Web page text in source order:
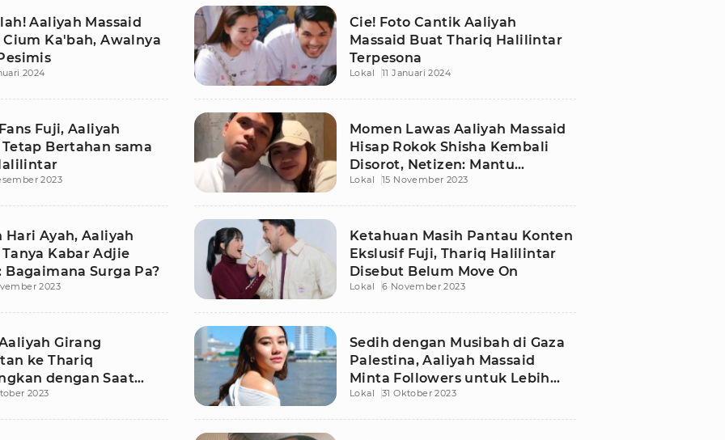
Aaliyah Massaid
Cium Ka'bah, Awalnya
2024
Cie! Foto Cantik Aaliyah
Massaid Buat Thariq Halilintar
Terpesona
Lokal 11 Januari 2024
Fuji, Aaliyah
Tetap Bertahan sama
2023
Momen Lawas Aaliyah Massaid
Hisap Rokok Shisha Kembali
Disorot, Netizen: Mantu
Kesayangan Umi
Lokal 15 November 2023
Hari Ayah, Aaliyah
Tanya Kabar Adjie
Bagaimana Surga Pa?
2023
Ketahuan Masih Pantau Konten
Ekslusif Fuji, Thariq Halilintar
Disebut Belum Move On
Lokal 6 November 2023
Girang
ke Thariq
dengan Saat
Fuji2023
Sedih dengan Musibah di Gaza
Palestina, Aaliyah Massaid
Minta Followers untuk Lebih
Peduli
Lokal 31 Oktober 2023